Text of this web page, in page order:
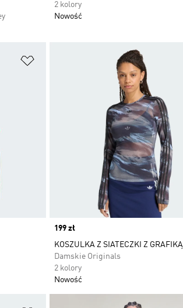
2 kolory
Nowość
Dodaj do listy życzeń
Price
199 zł
KOSZULKA Z SIATECZKI Z GRAFIKĄ
Damskie Originals
2 kolory
Nowość